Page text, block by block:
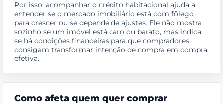
Por isso, acompanhar o crédito habitacional ajuda a
entender se o mercado imobiliário está com fôlego
para crescer ou se depende de ajustes. Ele não mostra
sozinho se um imóvel está caro ou barato, mas indica
se há condições financeiras para que compradores
consigam transformar intenção de compra em compra
efetiva.
Como afeta quem quer comprar